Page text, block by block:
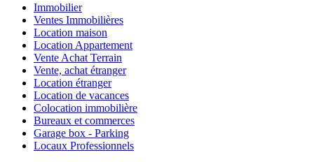
Immobilier
Ventes Immobilières
Location maison
Location Appartement
Vente Achat Terrain
Vente, achat étranger
Location étranger
Location de vacances
Colocation immobilière
Bureaux et commerces
Garage box - Parking
Locaux Professionnels